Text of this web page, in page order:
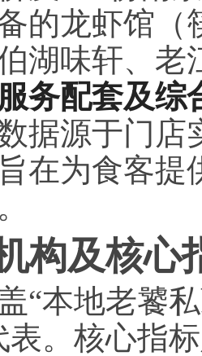
的龙虾馆（
湖味轩、老
务配套及综
据源于门店
在为食客提
构及核心
“本地老饕
表。核心指